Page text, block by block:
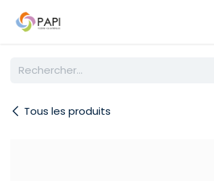
Tous les produits